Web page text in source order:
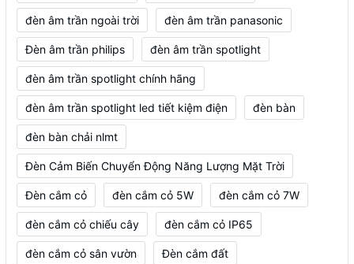
đèn âm trần ngoài trời đèn âm trần panasonic
Đèn âm trần philips đèn âm trần spotlight
đèn âm trần spotlight chính hãng
đèn âm trần spotlight led tiết kiệm điện đèn bàn
đèn bàn chải nlmt
Đèn Cảm Biến Chuyển Động Năng Lượng Mặt Trời
Đèn cắm cỏ đèn cắm cỏ 5W đèn cắm cỏ 7W
đèn cắm cỏ chiếu cây đèn cắm cỏ IP65
đèn cắm cỏ sân vườn Đèn cắm đất